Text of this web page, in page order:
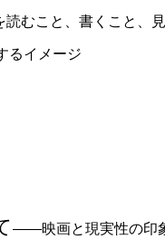
むこと、書くこと、見
るイメージ
――映画と現実性の印